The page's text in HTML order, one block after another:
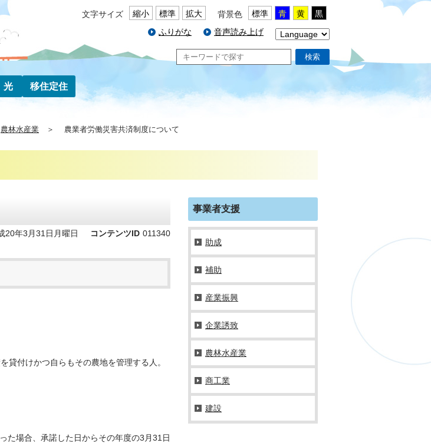
文字サイズ 縮小 標準 拡大 背景色 標準 青 黄
黒
ふりがな
音声読み上げ
検索
移住定住
農林水産業 農業者労働災害共済制度について
20年3月31日月曜日 コンテンツID 011340
貸付けかつ自らもその農地を管理する人。
た場合、承諾した日からその年度の3月31日
事業者支援
助成
補助
産業振興
企業誘致
農林水産業
商工業
建設